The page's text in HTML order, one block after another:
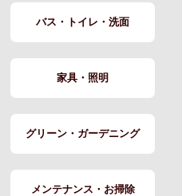
バス・トイレ・洗面
家具・照明
グリーン・ガーデニング
メンテナンス・お掃除